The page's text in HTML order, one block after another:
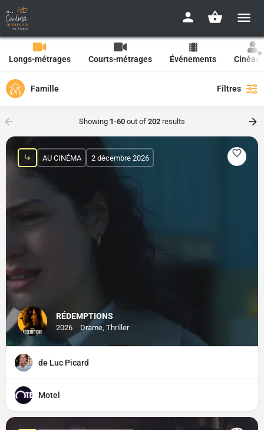
Longs-métrages Courts-métrages Événements
Famille Filtres
Showing 1-60 out of 202 results
RÉDEMPTIONS
2026 Drame, Thriller
AU CINÉMA 2 décembre 2026
de Luc Picard
Motel